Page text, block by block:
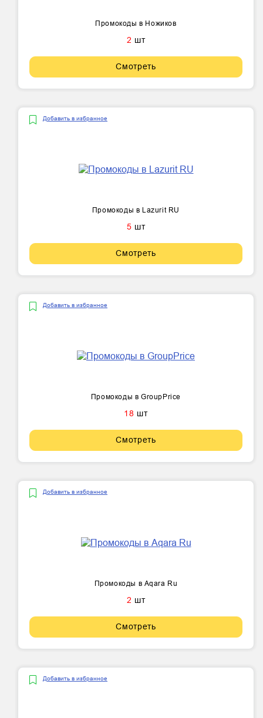
Промокоды в Ножиков
2 шт
Смотреть
Добавить в избранное
Промокоды в Lazurit RU
5 шт
Смотреть
Добавить в избранное
Промокоды в GroupPrice
18 шт
Смотреть
Добавить в избранное
Промокоды в Aqara Ru
2 шт
Смотреть
Добавить в избранное